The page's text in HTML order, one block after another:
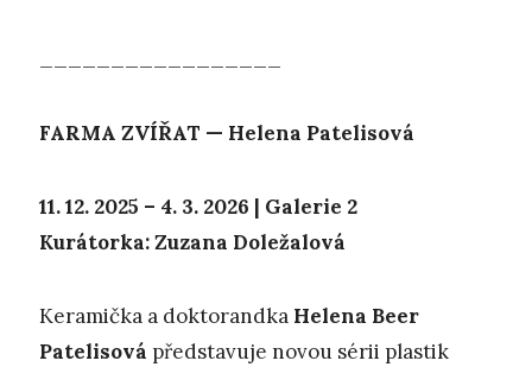
FARMA ZVÍŘAT — Helena Patelisová
11. 12. 2025 – 4. 3. 2026 | Galerie 2
Kurátorka: Zuzana Doležalová
Keramička a doktorandka Helena Beer
Patelisová představuje novou sérii plastik